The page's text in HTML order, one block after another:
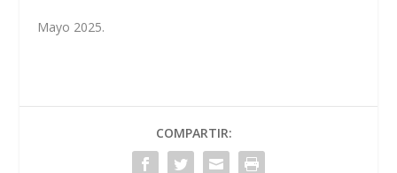
Mayo 2025.
COMPARTIR: